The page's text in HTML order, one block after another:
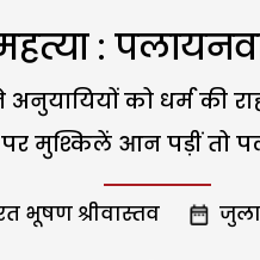
:
को धर्म की
मुश्किलें आन पड़ीं तो
भूषण श्रीवास्तव